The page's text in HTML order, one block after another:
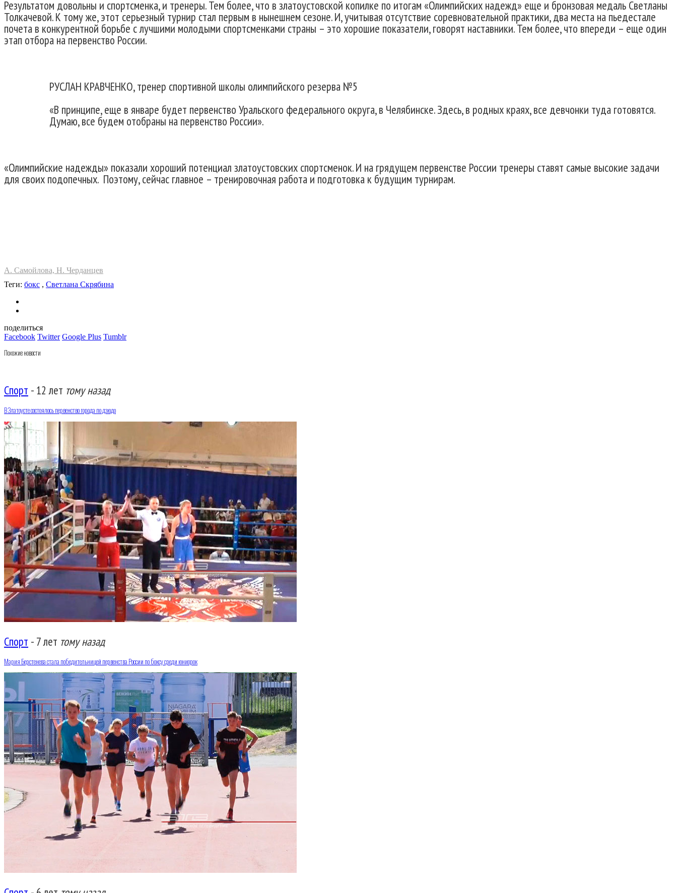
Результатом довольны и спортсменка, и тренеры. Тем более, что в златоустовской копилке по итогам «Олимпийских надежд» еще и бронзовая медаль Светланы
Толкачевой. К тому же, этот серьезный турнир стал первым в нынешнем сезоне. И, учитывая отсутствие соревновательной практики, два места на пьедестале
почета в конкурентной борьбе с лучшими молодыми спортсменками страны – это хорошие показатели, говорят наставники. Тем более, что впереди – еще один
этап отбора на первенство России.
РУСЛАН КРАВЧЕНКО, тренер спортивной школы олимпийского резерва №5
«В принципе, еще в январе будет первенство Уральского федерального округа, в Челябинске. Здесь, в родных краях, все девчонки туда готовятся.
Думаю, все будем отобраны на первенство России».
«Олимпийские надежды» показали хороший потенциал златоустовских спортсменок. И на грядущем первенстве России тренеры ставят самые высокие задачи
для своих подопечных. Поэтому, сейчас главное – тренировочная работа и подготовка к будущим турнирам.
А. Самойлова, Н. Черданцев
Теги: бокс , Светлана Скрябина
поделиться
Facebook Twitter Google Plus Tumblr
Похожие новости
Спорт - 12 лет тому назад
В Златоусте состоялось первенство города по дзюдо
Спорт - 7 лет тому назад
Мария Берстенева стала победительницей первенства России по боксу среди юниорок